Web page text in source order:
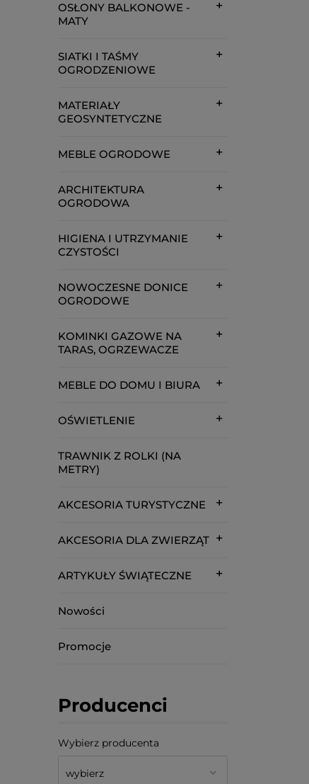
OSŁONY BALKONOWE -
MATY
SIATKI I TAŚMY
OGRODZENIOWE
MATERIAŁY
GEOSYNTETYCZNE
MEBLE OGRODOWE
ARCHITEKTURA
OGRODOWA
HIGIENA I UTRZYMANIE
CZYSTOŚCI
NOWOCZESNE DONICE
OGRODOWE
KOMINKI GAZOWE NA
TARAS, OGRZEWACZE
MEBLE DO DOMU I BIURA
OŚWIETLENIE
TRAWNIK Z ROLKI (NA
METRY)
AKCESORIA TURYSTYCZNE
AKCESORIA DLA ZWIERZĄT
ARTYKUŁY ŚWIĄTECZNE
Nowości
Promocje
Producenci
Wybierz producenta